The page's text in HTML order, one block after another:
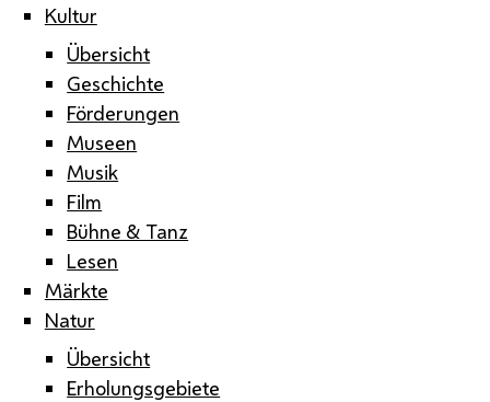
Kultur
Übersicht
Geschichte
Förderungen
Museen
Musik
Film
Bühne & Tanz
Lesen
Märkte
Natur
Übersicht
Erholungsgebiete